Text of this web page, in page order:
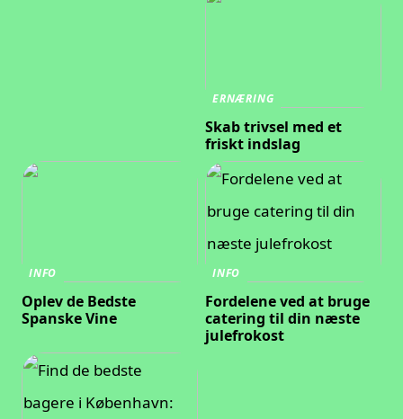
ERNÆRING
Skab trivsel med et
friskt indslag
INFO
Oplev de Bedste
Spanske Vine
INFO
Fordelene ved at bruge
catering til din næste
julefrokost